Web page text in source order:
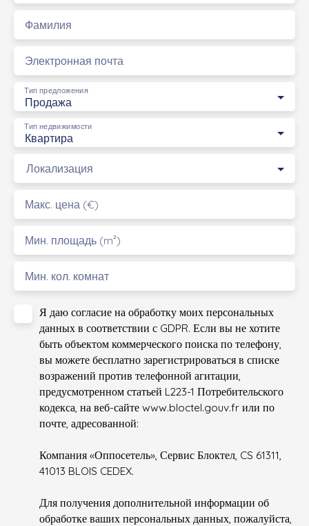
Фамилия
Электронная почта
Продажа
Тип предложения
Квартира
Тип недвижимости
Локализация
Макс. цена (€)
Мин. площадь (m²)
Мин. кол. комнат
Я даю согласие на обработку моих персональных
данных в соответствии с GDPR. Если вы не хотите
быть объектом коммерческого поиска по телефону,
вы можете бесплатно зарегистрироваться в списке
возражений против телефонной агитации,
предусмотренном статьей L223-1 Потребительского
кодекса, на веб-сайте www.bloctel.gouv.fr или по
почте, адресованной:
Компания «Оппосетель», Сервис Блоктел, CS 61311,
41013 BLOIS CEDEX.
Для получения дополнительной информации об
обработке ваших персональных данных, пожалуйста,